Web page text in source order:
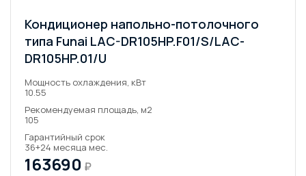
Кондиционер напольно-потолочного
типа Funai LAC-DR105HP.F01/S/LAC-
DR105HP.01/U
Мощность охлаждения, кВт
10.55
Рекомендуемая площадь, м2
105
Гарантийный срок
36+24 месяца мес.
163690 ₽